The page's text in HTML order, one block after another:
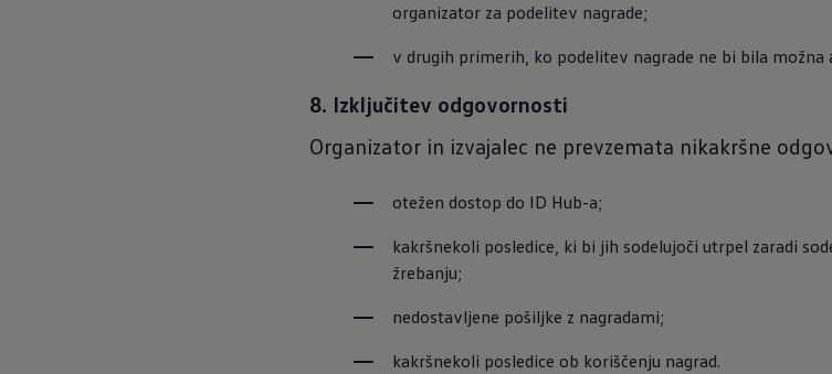
organizator za podelitev nagrade;
v drugih primerih, ko podelitev nagrade ne bi bila možna
8. Izključitev odgovornosti
Organizator in izvajalec ne prevzemata nikakršne
otežen dostop do ID Hub-a;
kakršnekoli posledice, ki bi jih sodelujoči utrpel zaradi
žrebanju;
nedostavljene pošiljke z nagradami;
kakršnekoli posledice ob koriščenju nagrad.